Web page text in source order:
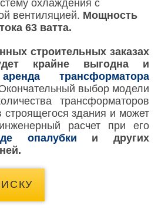
охлаждения с
вентиляцией. Мощность
63 ватта.
строительных заказах
крайне выгодна и
аренда трансформатора
выбор модели
трансформаторов
строящегося здания и может
расчет при его
опалубки
и других